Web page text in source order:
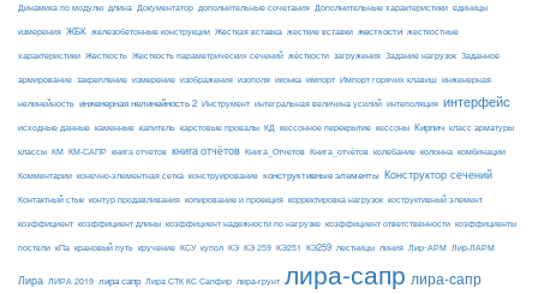
Динамика по модулю длина Документатор дополнительные сочетания Дополнительные характеристики единицы
измерения ЖБК железобетонные конструкции Жесткая вставка жесткие вставки жесткости жесткостные
характеристики Жесткость Жесткость параметрических сечений жёсткости загружения Задание нагрузок Заданное
армирование закрепление измерение изображения изополя иконка импорт Импорт горячих клавиш инженерная
нелинейность инженерная нелинейность 2 Инструмент интегральная величина усилий интеполяция интерфейс
исходные данные каменные капитель карстовые провалы КД кессонное перекрытие кессоны Кирпич класс арматуры
классы КМ КМ-САПР книга отчетов книга отчётов Книга_Отчетов Книга_отчётов колебание колонна комбинации
Комментарии конечно-элементная сетка конструирование конструктивные элементы Конструктор сечений
Контактный стык контур продавливания копирование и проекция корректировка нагрузок коструктивный элемент
коэффициент коэффициент длины коэффициент надежности по нагрузке коэффициент ответственности коэффициенты
постели кПа крановый путь кручение КСУ купол КЭ КЭ 259 КЭ251 КЭ259 лестницы линия Лир-АРМ Лир-ЛАРМ
Лира ЛИРА 2019 лира сапр Лира СТК КС Сапфир лира-грунт лира-сапр лира-сапр